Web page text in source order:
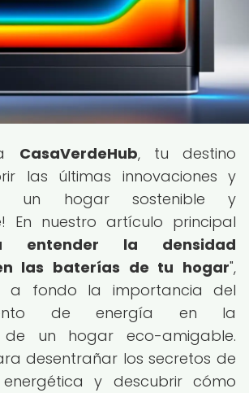
CasaVerdeHub, tu destino
las últimas innovaciones y
un hogar sostenible y
En nuestro artículo principal
entender la densidad
las baterías de tu hogar",
a fondo la importancia del
de energía en la
de un hogar eco-amigable.
desentrañar los secretos de
y descubrir cómo